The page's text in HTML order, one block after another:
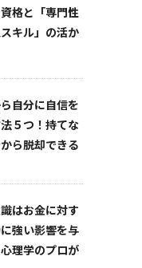
格と「専門性
キル」の活か
自分に自信を
５つ！持てな
ら脱却できる
はお金に対す
強い影響を与
理学のプロが